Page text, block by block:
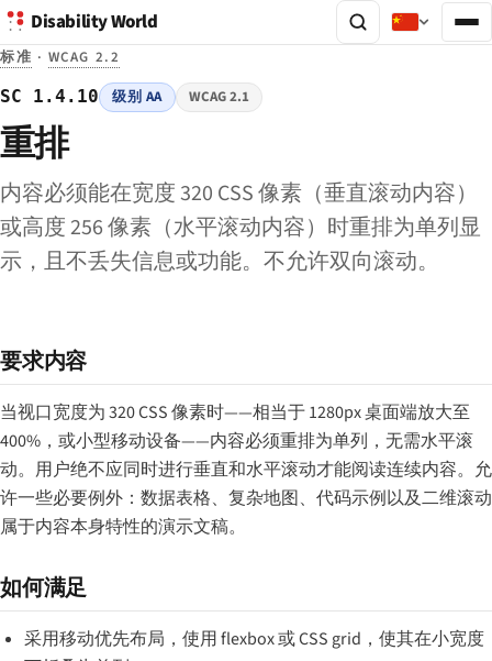
Disability World
标准 · WCAG 2.2
SC 1.4.10 级别 AA WCAG 2.1
重排
内容必须能在宽度 320 CSS 像素（垂直滚动内容）
或高度 256 像素（水平滚动内容）时重排为单列显
示，且不丢失信息或功能。不允许双向滚动。
要求内容
当视口宽度为 320 CSS 像素时——相当于 1280px 桌面端放大至
400%，或小型移动设备——内容必须重排为单列，无需水平滚
动。用户绝不应同时进行垂直和水平滚动才能阅读连续内容。允
许一些必要例外：数据表格、复杂地图、代码示例以及二维滚动
属于内容本身特性的演示文稿。
如何满足
采用移动优先布局，使用 flexbox 或 CSS grid，使其在小宽度